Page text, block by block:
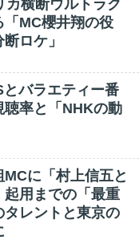
カ横断ウルトラク
「MC櫻井翔の役
ロケ」
バラエティー番
率と「NHKの動
MCに「村上信五と
用までの「最重
レントと東京の